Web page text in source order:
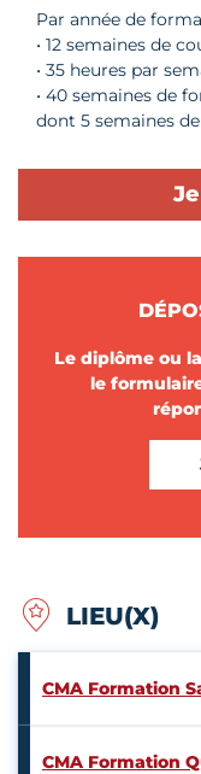
Par année de
• 12 semaines de
• 35 heures par
• 40 semaines de
dont 5 semaines
Le diplôme ou
le
LIEU(X)
CMA Formation
CMA Formation